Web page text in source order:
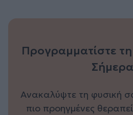
Προγραμματίστε
Ανακαλύψτε τη φυσική
πιο προηγμένες